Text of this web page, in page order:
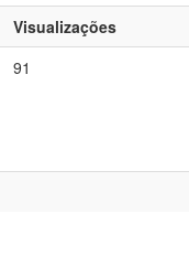
Visualizações
91